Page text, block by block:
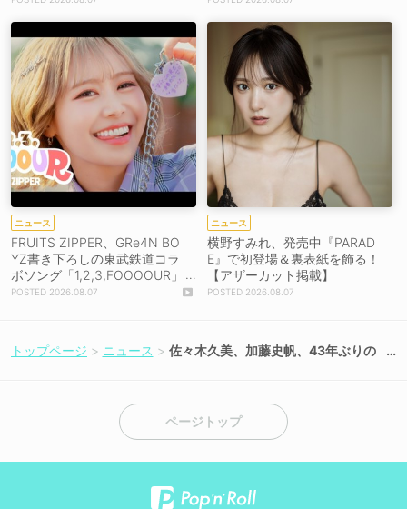
ニュース
FRUITS ZIPPER、GRe4N BO
YZ書き下ろしの東武鉄道コラ
ボソング「1,2,3,FOOOOUR」
をリリース＆MV公開！
2026.08.07
ニュース
横野すみれ、発売中『PARAD
E』で初登場＆裏表紙を飾る！
【アザーカット掲載】
2026.08.07
トップページ ニュース
佐々木久美、加藤史帆、43年ぶりの
ページトップ